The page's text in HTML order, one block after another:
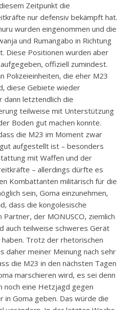
Zeitpunkt die
nur defensiv bekämpft hat.
wurden eingenommen und die
und Rumangabo in Richtung
Diese Positionen wurden aber
offiziell zumindest.
Polizeieinheiten, die eher M23
diese Gebiete wieder
dann letztendlich die
teilweise mit Unterstützung
Boden gut machen konnte.
die M23 im Moment zwar
aufgestellt ist – besonders
mit Waffen und der
– allerdings dürfte es
Kombattanten militärisch für die
sein, Goma einzunehmen,
dass die kongolesische
der MONUSCO, ziemlich
auch teilweise schweres Gerät
Trotz der rhetorischen
daher meiner Meinung nach sehr
die M23 in den nächsten Tagen
marschieren wird, es sei denn
noch eine Hetzjagd gegen
in Goma geben. Das würde die